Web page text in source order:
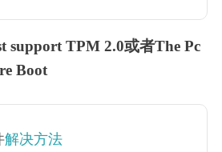
support TPM 2.0或者The Pc
Boot
解决方法